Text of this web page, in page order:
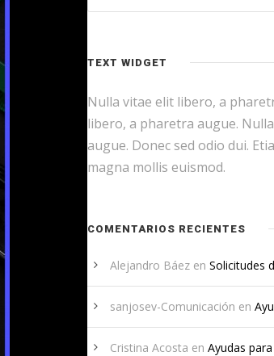
TEXT WIDGET
Nulla vitae elit libero, a
libero, a pharetra augue.
augue. Donec sed odio dui.
magna mollis euismod.
COMENTARIOS RECIENTES
Alejandro Báez enSolicitudes
sanjosev-Comunicación en
Cristina Acosta enAyudas